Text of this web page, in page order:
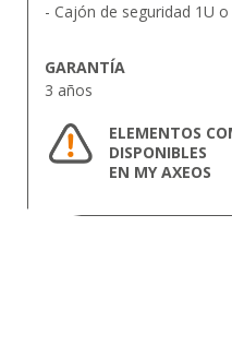
- Cajón de seguridad 1U o
GARANTÍA
3 años
ELEMENTOS
DISPONIBLES
EN MY AXEOS